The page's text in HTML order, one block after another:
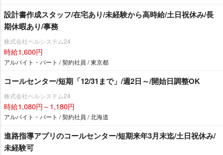
設計書作成スタッフ/在宅あり/未経験から高時給/土日祝休み/長
期休暇あり/事務
株式会社ベルシステム24
時給1,600円
アルバイト・パート / 契約社員 / 東京都
コールセンター/短期「12/31まで」/週2日～/開始日調整OK
株式会社ベルシステム24
時給1,080円～1,180円
アルバイト・パート / 契約社員 / 北海道
進路指導アプリのコールセンター/短期来年3月末迄/土日祝休み/
未経験可